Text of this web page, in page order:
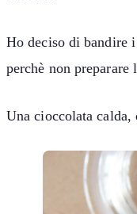
Ho deciso di bandire
perchè non preparare
Una cioccolata